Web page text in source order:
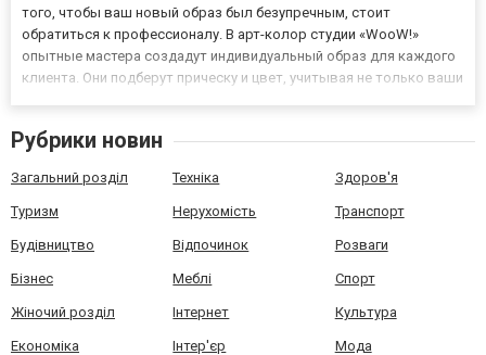
того, чтобы ваш новый образ был безупречным, стоит
обратиться к профессионалу. В арт-колор студии «WooW!»
опытные мастера создадут индивидуальный образ для каждого
клиента. Они подберут прическу и цвет, учитывая не только ваши
Рубрики новин
Загальний розділ Техніка Здоров'я
Туризм Нерухомість Транспорт
Будівництво Відпочинок Розваги
Бізнес Меблі Спорт
Жіночий розділ Інтернет Культура
Економіка Інтер'єр Мода